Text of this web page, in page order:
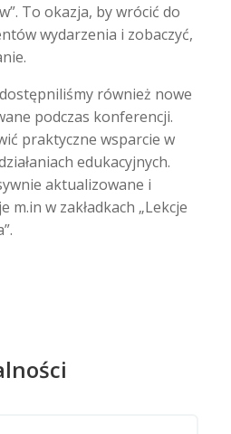
To okazja, by wrócić do
wydarzenia i zobaczyć,
również nowe
podczas konferencji.
praktyczne wsparcie w
edukacyjnych.
aktualizowane i
m.in w zakładkach „Lekcje